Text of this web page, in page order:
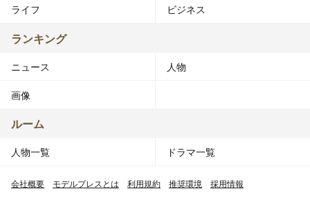
ライフ ビジネス
ランキング
ニュース 人物
画像
ルーム
人物一覧 ドラマ一覧
会社概要 モデルプレスとは 利用規約 推奨環境 採用情報